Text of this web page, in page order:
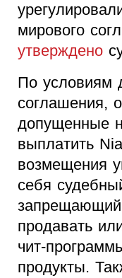
мирового
утверждено
По условиям
соглашения,
допущенные
выплатить
возмещения
себя
запрещающий
продавать
чит-
продукты.